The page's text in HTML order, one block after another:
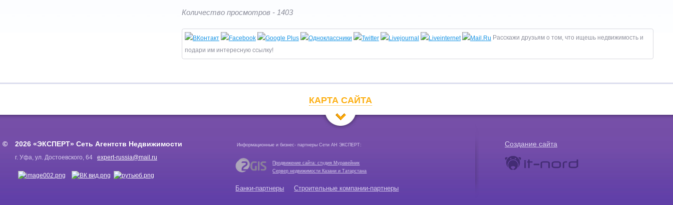
Количество просмотров - 1403
Расскажи друзьям о том, что ищешь недвижимость и
подари им интересную ссылку!
КАРТА САЙТА
Информационные и бизнес- партнеры Сети АН ЭКСПЕРТ:
Продвижение сайта: студия Муравейник
Сервер недвижимости Казани и Татарстана
Банки-партнеры Строительные компании-партнеры
2026 «ЭКСПЕРТ» Сеть Агентств Недвижимости
г. Уфа, ул. Достоевского, 64 expert-russia@mail.ru
Создание сайта